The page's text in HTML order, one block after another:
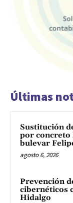
Últimas
Sustitución
por concreto
bulevar
agosto 6, 2026
Prevención
cibernéticos
Hidalgo